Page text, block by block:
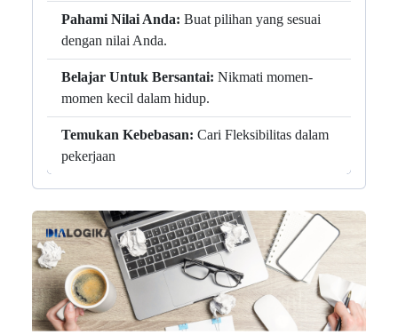
Pahami Nilai Anda: Buat pilihan yang sesuai
dengan nilai Anda.
Belajar Untuk Bersantai: Nikmati momen-
momen kecil dalam hidup.
Temukan Kebebasan: Cari Fleksibilitas dalam
pekerjaan